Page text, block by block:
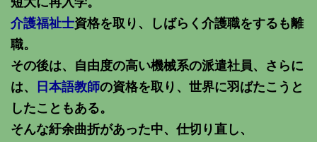
介護福祉士資格を取り、しばらく介護職をするも離
職。
その後は、自由度の高い機械系の派遣社員、さらに
は、
日本語教師の資格を取り、世界に羽ばたこうと
したこともある。
そんな紆余曲折があった中、仕切り直し、